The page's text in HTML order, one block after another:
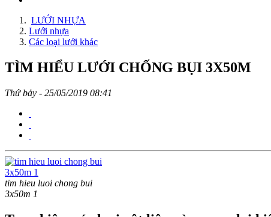
LƯỚI NHỰA
Lưới nhựa
Các loại lưới khác
TÌM HIỂU LƯỚI CHỐNG BỤI 3X50M
Thứ bảy - 25/05/2019 08:41
tim hieu luoi chong bui
3x50m 1